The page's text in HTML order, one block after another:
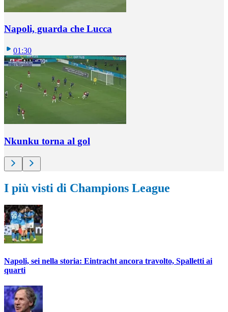
Napoli, guarda che Lucca
01:30
Nkunku torna al gol
I più visti di Champions League
Napoli, sei nella storia: Eintracht ancora travolto, Spalletti ai
quarti